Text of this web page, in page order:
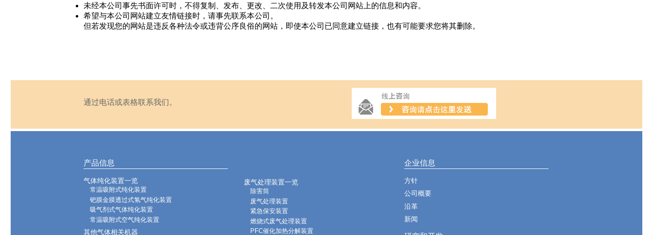
未经本公司事先书面许可时，不得复制、发布、更改、二次使用及转发本公司网站上的信息和内容。
希望与本公司网站建立友情链接时，请事先联系本公司。
但若发现您的网站是违反各种法令或违背公序良俗的网站，即使本公司已同意建立链接，也有可能要求您将其删除。
通过电话或表格联系我们。
产品信息
气体纯化装置一览
常温吸附式纯化装置
钯膜金膜透过式氢气纯化装置
吸气剂式气体纯化装置
常温吸附式空气纯化装置
其他气体相关机器
废气处理装置一览
除害筒
废气处理装置
紧急保安装置
燃烧式废气处理装置
PFC催化加热分解装置
企业信息
方针
公司概要
沿革
新闻